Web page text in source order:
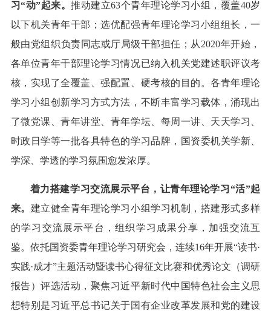
习“动”起来。推动建立63个青年理论学习小组，覆盖40岁
以下机关青年干部；选优配强青年理论学习小组组长，一
般由党组织负责同志或厅局级干部担任；从2020年开始，
各单位青年干部理论学习情况已纳入机关党建述职评议考
核，实现了全覆盖、强配置、硬考核的目的。各青年理论
学习小组创新学习方式方法，不断丰富学习载体，涌现出
了微党课、青年讲堂、青年学坛、每周一讲、天天学习、
时政日学等一批各具特色的学习品牌，国资委机关学新、
学深、学透的学习氛围愈发浓厚。
着力搭建学习交流展示平台，让青年理论学习“活”起
来。 建立健全青年理论学习小组学习机制，搭建形式多样
的学习交流展示平台，组织学习成果分享，加强交流互
鉴。依托国资委青年理论学习研究会，连续16年开展“读书·
实践·成才”主题活动暨读书心得征文比赛和优秀论文（调研
报告）评选活动，聚焦习近平新时代中国特色社会主义思
想特别是习近平总书记关于国有企业改革发展和党的建设